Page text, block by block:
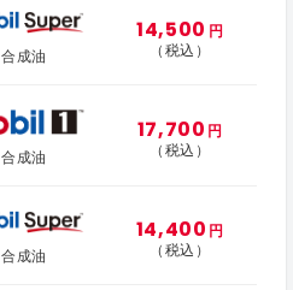
合成油
14,500 円
（税込）
合成油
17,700 円
（税込）
合成油
14,400 円
（税込）